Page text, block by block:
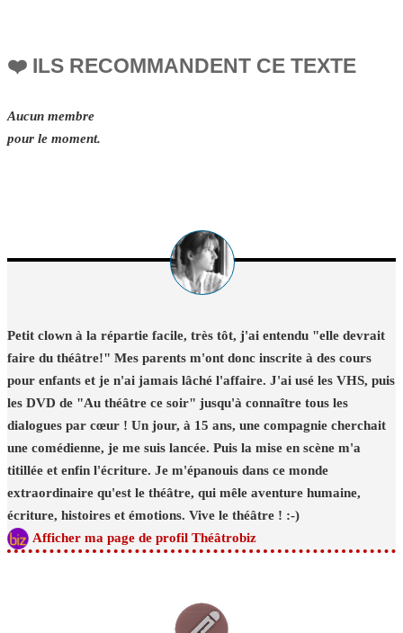
❤️ ILS RECOMMANDENT CE TEXTE
Aucun membre
pour le moment.
Petit clown à la répartie facile, très tôt, j'ai entendu "elle devrait
faire du théâtre!" Mes parents m'ont donc inscrite à des cours
pour enfants et je n'ai jamais lâché l'affaire. J'ai usé les VHS, puis
les DVD de "Au théâtre ce soir" jusqu'à connaître tous les
dialogues par cœur ! Un jour, à 15 ans, une compagnie cherchait
une comédienne, je me suis lancée. Puis la mise en scène m'a
titillée et enfin l'écriture. Je m'épanouis dans ce monde
extraordinaire qu'est le théâtre, qui mêle aventure humaine,
écriture, histoires et émotions. Vive le théâtre ! :-)
Afficher ma page de profil Théâtrobiz